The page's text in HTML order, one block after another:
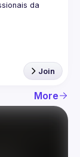
da
Join
More